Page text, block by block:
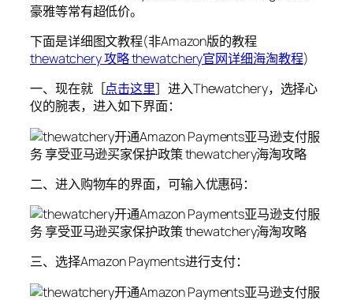
豪雅等常有超低价。
下面是详细图文教程(非Amazon版的教程
thewatchery 攻略 thewatchery官网详细海淘教程)
一、现在就［点击这里］进入Thewatchery，选择心
仪的腕表，进入如下界面：
二、进入购物车的界面，可输入优惠码：
三、选择Amazon Payments进行支付：